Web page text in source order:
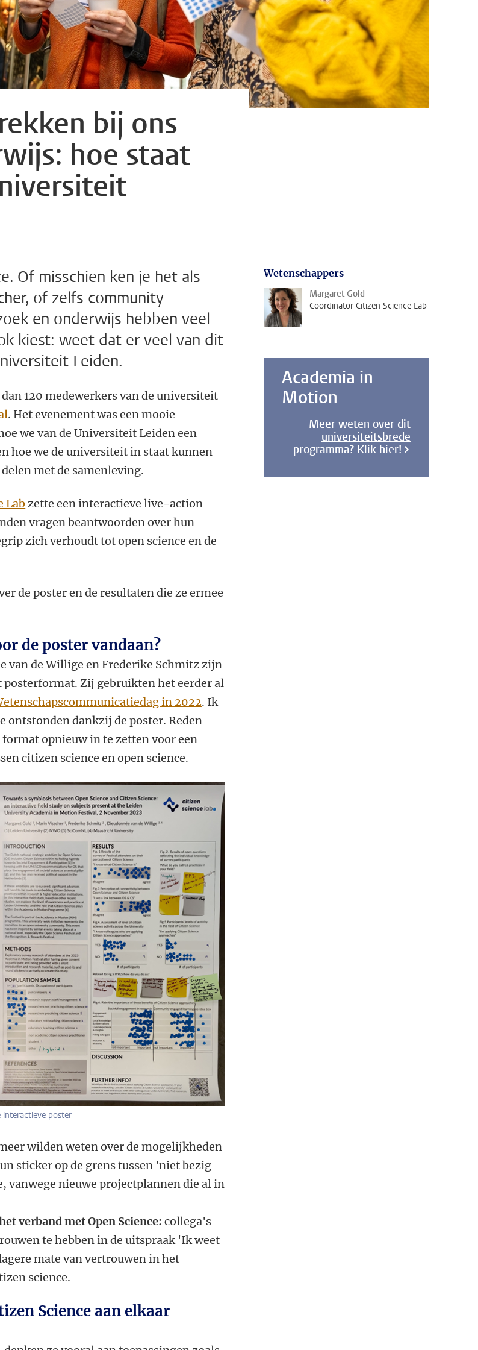
bij ons
hoe staat
Of misschien ken je het als
of zelfs community
en onderwijs hebben veel
kiest: weet dat er veel van dit
Leiden.
120 medewerkers van de universiteit
. Het evenement was een mooie
we van de Universiteit Leiden een
hoe we de universiteit in staat kunnen
met de samenleving.
Labzette een interactieve live-action
vragen beantwoorden over hun
zich verhoudt tot open science en de
de poster en de resultaten die ze ermee
de poster vandaan?
van de Willige en Frederike Schmitz zijn
Zij gebruikten het eerder al
in 2022. Ik
ontstonden dankzij de poster. Reden
opnieuw in te zetten voor een
citizen science en open science.
interactieve poster
wilden weten over de mogelijkheden
sticker op de grens tussen 'niet bezig
vanwege nieuwe projectplannen die al in
verband met Open Science:collega's
te hebben in de uitspraak 'Ik weet
mate van vertrouwen in het
science.
Science aan elkaar
Wetenschappers
Margaret Gold
Coordinator Citizen Science Lab
Academia in
Motion
Meer weten over dit
universiteitsbrede
programma? Klik hier!